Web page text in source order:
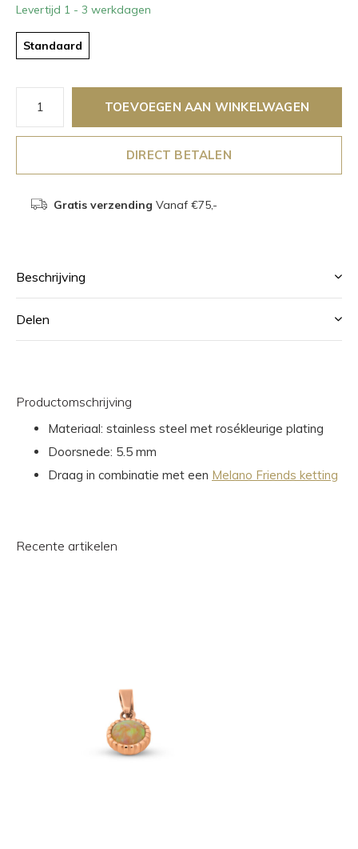
Levertijd 1 - 3 werkdagen
Standaard
TOEVOEGEN AAN WINKELWAGEN
DIRECT BETALEN
Gratis verzending Vanaf €75,-
Beschrijving
Delen
Productomschrijving
Materiaal: stainless steel met rosékleurige plating
Doorsnede: 5.5 mm
Draag in combinatie met een Melano Friends ketting
Recente artikelen